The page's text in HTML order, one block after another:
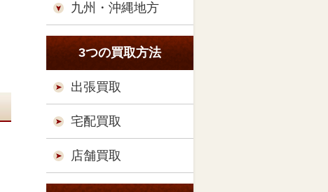
九州・沖縄地方
3つの買取方法
出張買取
宅配買取
店舗買取